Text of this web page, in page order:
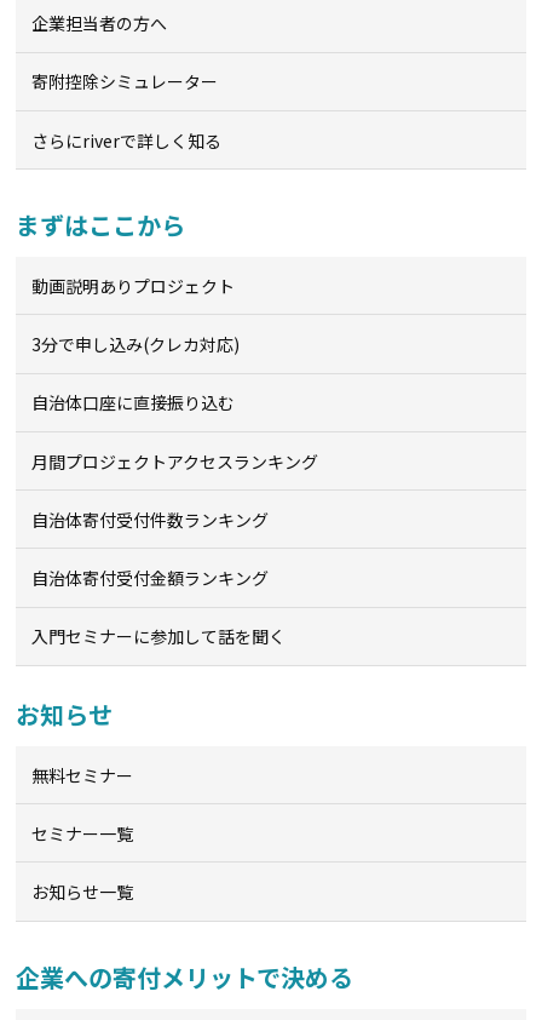
企業担当者の方へ
寄附控除シミュレーター
さらにriverで詳しく知る
まずはここから
動画説明ありプロジェクト
3分で申し込み(クレカ対応)
自治体口座に直接振り込む
月間プロジェクトアクセスランキング
自治体寄付受付件数ランキング
自治体寄付受付金額ランキング
入門セミナーに参加して話を聞く
お知らせ
無料セミナー
セミナー一覧
お知らせ一覧
企業への寄付メリットで決める